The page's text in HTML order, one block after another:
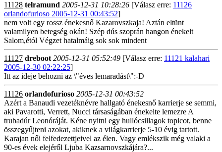
11128 telramund 2005-12-31 10:28:26 [Válasz erre: 11126
orlandofurioso 2005-12-31 00:43:52]
nem volt egy rossz énekesnő Kazarovszkaja! Aztán eltünt
valamilyen betegség okán! Szép dús szoprán hangon énekelt
Salom,étól Végzet hatalmáig sok sok mindent
11127 dreboot 2005-12-31 05:52:49 [Válasz erre: 11121 kalahari
2005-12-30 02:22:25]
Itt az ideje behozni az \"éves lemaradást\":-D
11126 orlandofurioso 2005-12-31 00:43:52
Azért a Banaudi vezetéknévre hallgató énekesnő karrierje se semmi,
aki Pavarotti, Verrett, Nucci társaságában énekelte lemezre A
trubadúr Leonóráját. Kéne nyitni egy hullócsillagok topicot, benne
összegyűjteni azokat, akiknek a világkarrierje 5-10 évig tartott.
Karajan női felfedezettjeivel az élen. Vagy emlékszik még valaki a
90-es évek elejéről Ljuba Kazsarnovszkájára?...